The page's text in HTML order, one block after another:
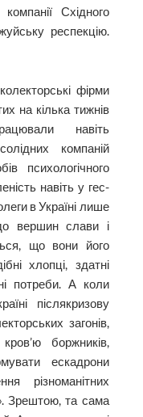
Східного
респекцію.
фірми
на кілька тижнів
навіть
компаній
психологічного
навіть у гес­
в Україні лише
вершин слави і
що вони його
хлопці, здатні
потреби. А коли
післякризову
загонів,
боржників,
ескадрони
різноманітних
Зрештою, та сама